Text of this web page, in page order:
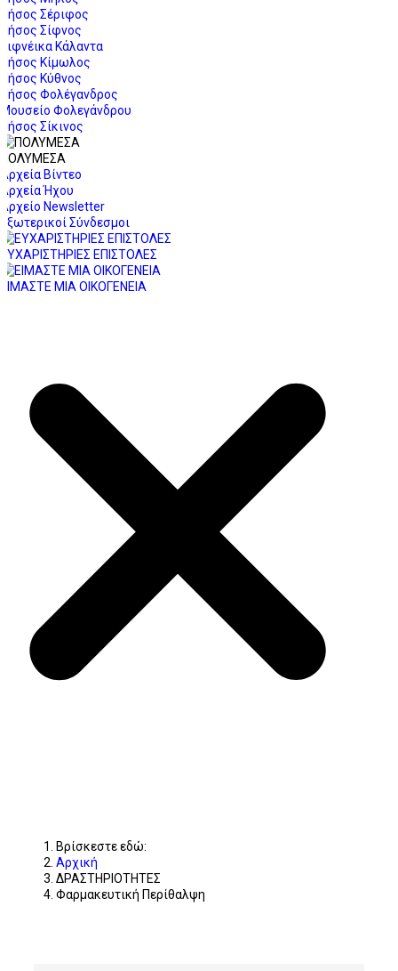
Νήσος Σέριφος
Νήσος Σίφνος
Σιφνέικα Κάλαντα
Νήσος Κίμωλος
Νήσος Κύθνος
Νήσος Φολέγανδρος
Μουσείο Φολεγάνδρου
Νήσος Σίκινος
ΠΟΛΥΜΕΣΑ
Αρχεία Βίντεο
Αρχεία Ήχου
Αρχείο Newsletter
Εξωτερικοί Σύνδεσμοι
ΕΥΧΑΡΙΣΤΗΡΙΕΣ ΕΠΙΣΤΟΛΕΣ
ΕΙΜΑΣΤΕ ΜΙΑ ΟΙΚΟΓΕΝΕΙΑ
Βρίσκεστε εδώ:
Αρχική
ΔΡΑΣΤΗΡΙΟΤΗΤΕΣ
Φαρμακευτική Περίθαλψη